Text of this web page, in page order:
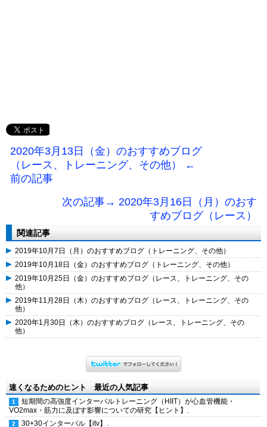
2020年3月13日（金）のおすすめブログ
（レース、トレーニング、その他） ←
前の記事
次の記事→ 2020年3月16日（月）のおす
すめブログ（レース）
関連記事
2019年10月7日（月）のおすすめブログ（トレーニング、その他）
2019年10月18日（金）のおすすめブログ（トレーニング、その他）
2019年10月25日（金）のおすすめブログ（レース、トレーニング、その
他）
2019年11月28日（木）のおすすめブログ（レース、トレーニング、その
他）
2020年1月30日（木）のおすすめブログ（レース、トレーニング、その
他）
速くなるためのヒント 最近の人気記事
短期間の高強度インターバルトレーニング（HIIT）が心血管機能・
VO2max・筋力に及ぼす影響についての研究【ヒント】.
30+30インターバル【itv】.